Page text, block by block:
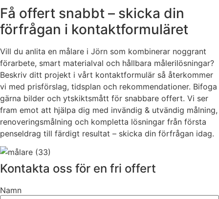
Få offert snabbt – skicka din
förfrågan i kontaktformuläret
Vill du anlita en målare i Jörn som kombinerar noggrant
förarbete, smart materialval och hållbara målerilösningar?
Beskriv ditt projekt i vårt kontaktformulär så återkommer
vi med prisförslag, tidsplan och rekommendationer. Bifoga
gärna bilder och ytskiktsmått för snabbare offert. Vi ser
fram emot att hjälpa dig med invändig & utvändig målning,
renoveringsmålning och kompletta lösningar från första
penseldrag till färdigt resultat – skicka din förfrågan idag.
Kontakta oss för en fri offert
Namn